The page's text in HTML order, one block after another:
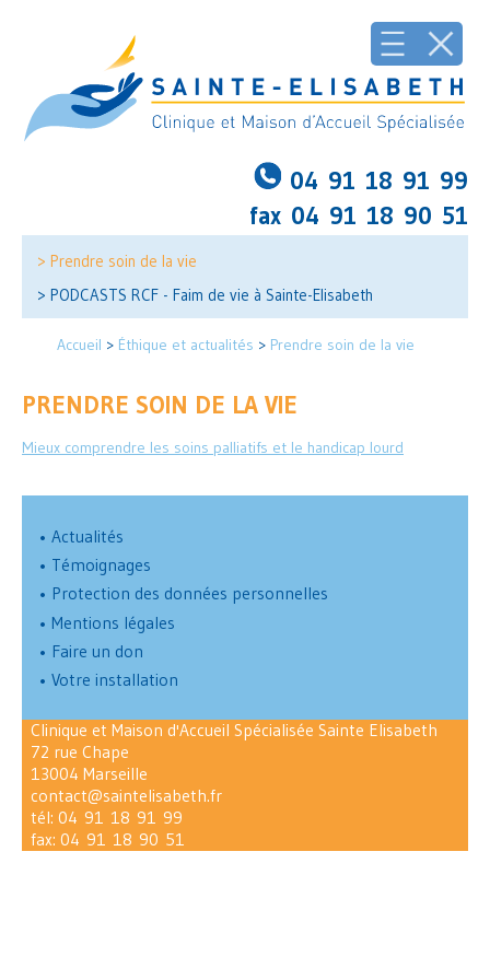
04 91 18 91 99
fax 04 91 18 90 51
> Prendre soin de la vie
> PODCASTS RCF - Faim de vie à Sainte-Elisabeth
Accueil > Éthique et actualités > Prendre soin de la vie
PRENDRE SOIN DE LA VIE
Mieux comprendre les soins palliatifs et le handicap lourd
• Actualités
• Témoignages
• Protection des données personnelles
• Mentions légales
• Faire un don
• Votre installation
Clinique et Maison d'Accueil Spécialisée Sainte Elisabeth
72 rue Chape
13004 Marseille
contact@saintelisabeth.fr
tél: 04 91 18 91 99
fax: 04 91 18 90 51